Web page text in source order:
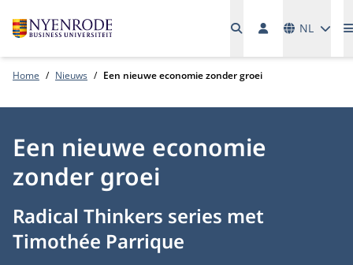
NL
Home Nieuws Een nieuwe economie zonder groei
Een nieuwe economie
zonder groei
Radical Thinkers series met
Timothée Parrique